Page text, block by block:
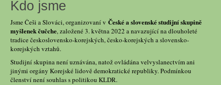
Kdo jsme
Jsme Češi a Slováci, organizovaní v České a slovenské studijní skupině
myšlenek čučche, založené 3. května 2022 a navazující na dlouholeté
tradice československo-korejských, česko-korejských a slovensko-
korejských vztahů.
Studijní skupina není uznávána, natož ovládána velvyslanectvím ani
jinými orgány Korejské lidově demokratické republiky. Podmínkou
členství není souhlas s politikou KLDR.